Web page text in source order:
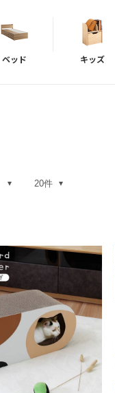
ベッド キッズ